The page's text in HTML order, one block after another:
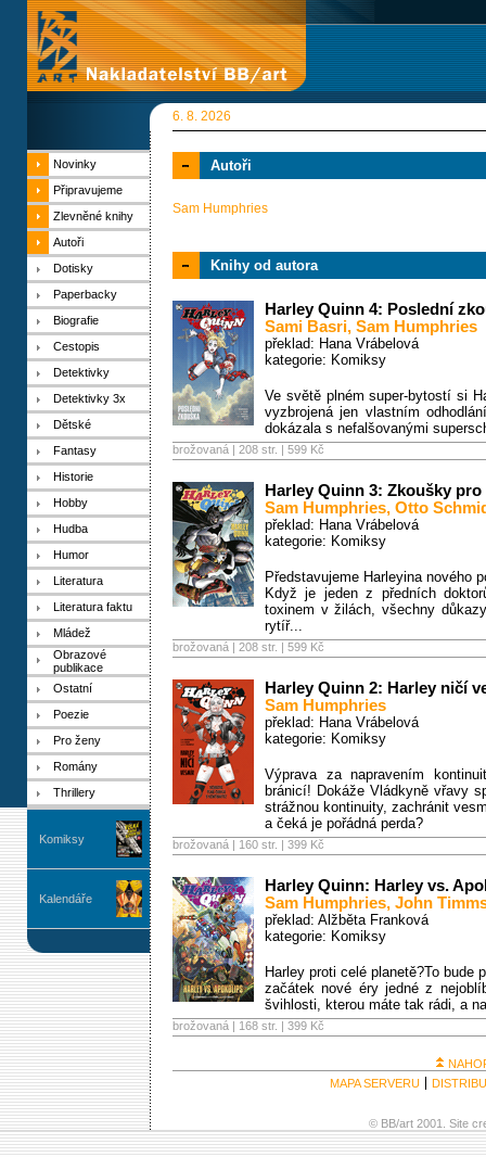
6. 8. 2026
Novinky
Připravujeme
Zlevněné knihy
Autoři
Dotisky
Paperbacky
Biografie
Cestopis
Detektivky
Detektivky 3x
Dětské
Fantasy
Historie
Hobby
Hudba
Humor
Literatura
Literatura faktu
Mládež
Obrazové
publikace
Ostatní
Poezie
Pro ženy
Romány
Thrillery
Komiksy
Kalendáře
Autoři
Sam Humphries
Knihy od autora
Harley Quinn 4: Poslední
Sami Basri, Sam Humphries
překlad: Hana Vrábelová
kategorie: Komiksy
Ve světě plném super-bytostí si
vyzbrojená jen vlastním
dokázala s nefalšovanými
brožovaná | 208 str. | 599 Kč
Harley Quinn 3: Zkoušky
Sam Humphries, Otto
překlad: Hana Vrábelová
kategorie: Komiksy
Představujeme Harleyina nového
Když je jeden z předních
toxinem v žilách, všechny
rytíř...
brožovaná | 208 str. | 599 Kč
Harley Quinn 2: Harley ničí
Sam Humphries
překlad: Hana Vrábelová
kategorie: Komiksy
Výprava za napravením
bránicí! Dokáže Vládkyně vřavy
strážnou kontinuity, zachránit
a čeká je pořádná perda?
brožovaná | 160 str. | 399 Kč
Harley Quinn: Harley vs.
Sam Humphries, John
překlad: Alžběta Franková
kategorie: Komiksy
Harley proti celé planetě?To
začátek nové éry jedné z
švihlosti, kterou máte tak rádi, a
brožovaná | 168 str. | 399 Kč
MAPA SERVERU
© BB/art 2001. Site